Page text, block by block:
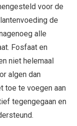
voor de
de
alle
Fosfaat en
niet helemaal
algen dan
toe te voegen aan
tegengegaan en